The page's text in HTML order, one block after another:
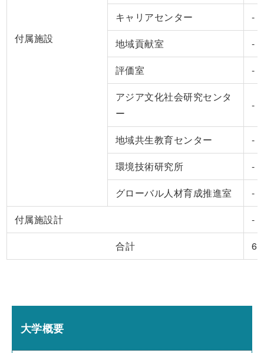
付属施設
キャリアセンター
-
地域貢献室
-
評価室
-
アジア文化社会研究センタ
ー
-
地域共生教育センター
-
環境技術研究所
-
グローバル人材育成推進室
-
付属施設計
-
合計
大学概要